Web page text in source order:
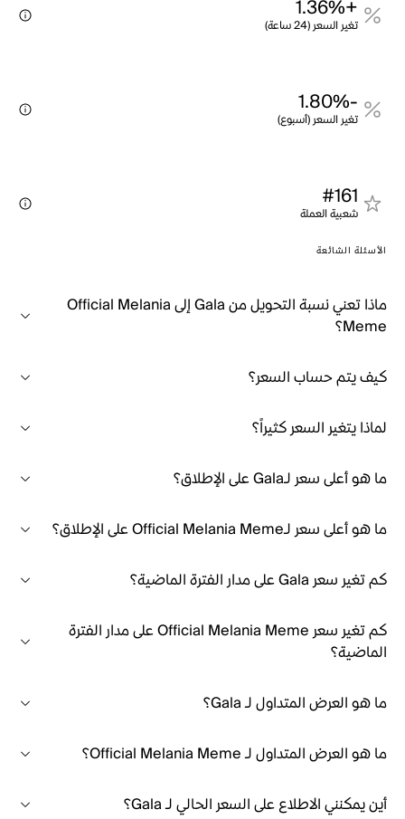
+1.36%
تغير السعر (24 ساعة)
-1.80%
تغير السعر (أسبوع)
#161
شعبية العملة
الأسئلة الشائعة
ماذا تعني نسبة التحويل من Gala إلى Official Melania
Meme؟
كيف يتم حساب السعر؟
لماذا يتغير السعر كثيراً؟
ما هو أعلى سعر لـGala على الإطلاق؟
ما هو أعلى سعر لـOfficial Melania Meme على الإطلاق؟
كم تغير سعر Gala على مدار الفترة الماضية؟
كم تغير سعر Official Melania Meme على مدار الفترة
الماضية؟
ما هو العرض المتداول لـ Gala؟
ما هو العرض المتداول لـ Official Melania Meme؟
أين يمكنني الاطلاع على السعر الحالي لـ Gala؟